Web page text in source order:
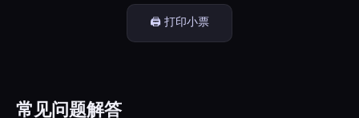
🖨️ 打印小票
常见问题解答